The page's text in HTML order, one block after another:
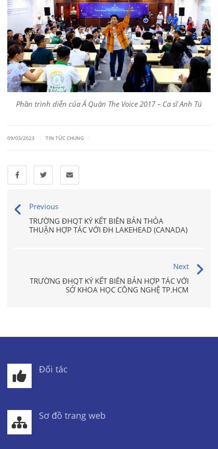
Phần trình diễn của Á Quân The Voice 2017 – Ca sĩ Anh Tú
09/03/2023 TIN TỨC CHUNG
Previous
TRƯỜNG ĐHQT KÝ KẾT BIÊN BẢN THỎA
THUẬN HỢP TÁC VỚI ĐH LAKEHEAD (CANADA)
Next
TRƯỜNG ĐHQT KÝ KẾT BIÊN BẢN HỢP TÁC VỚI
SỞ KHOA HỌC CÔNG NGHỆ TP.HCM
Đối tác
Sơ đồ trang web